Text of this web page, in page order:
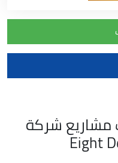
مشاريع شركة
Eight